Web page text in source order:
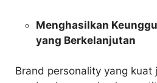
Menghasilkan
yang Berkelanjutan
Brand personality yang kuat